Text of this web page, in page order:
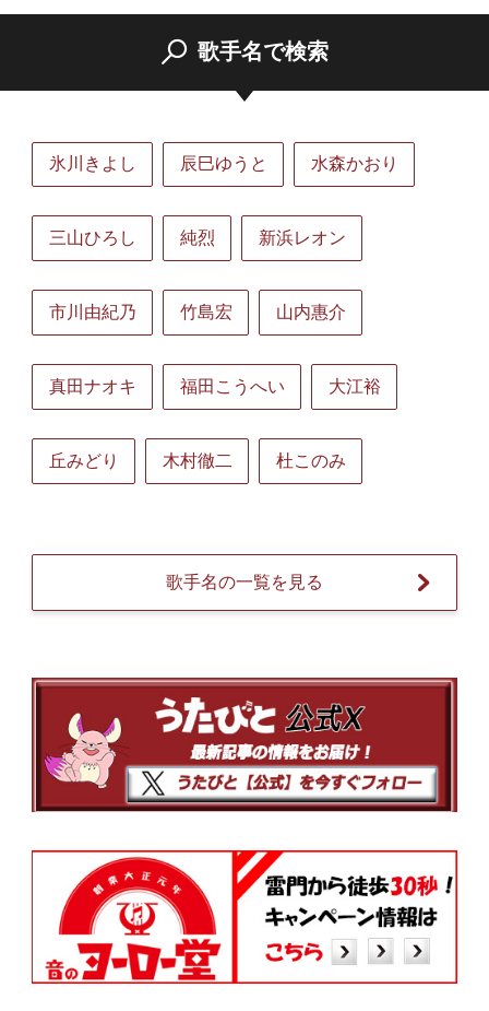
歌手名で検索
氷川きよし 辰巳ゆうと 水森かおり
三山ひろし 純烈 新浜レオン
市川由紀乃 竹島宏 山内惠介
真田ナオキ 福田こうへい 大江裕
丘みどり 木村徹二 杜このみ
歌手名の一覧を見る